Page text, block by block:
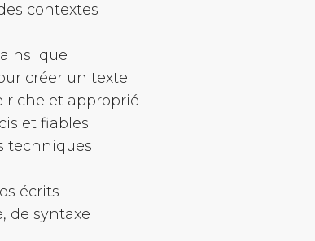
contextes
que
créer un texte
riche et approprié
et fiables
techniques
écrits
de syntaxe